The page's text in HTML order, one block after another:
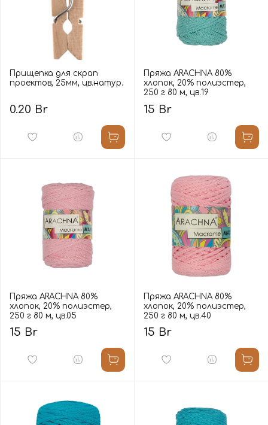
Прищепка для скрап
проектов, 25мм, цв.натур.
0.20 Br
Пряжа ARACHNA 80%
хлопок, 20% полиэстер,
250 г 80 м, цв.19
15 Br
Пряжа ARACHNA 80%
хлопок, 20% полиэстер,
250 г 80 м, цв.05
15 Br
Пряжа ARACHNA 80%
хлопок, 20% полиэстер,
250 г 80 м, цв.40
15 Br